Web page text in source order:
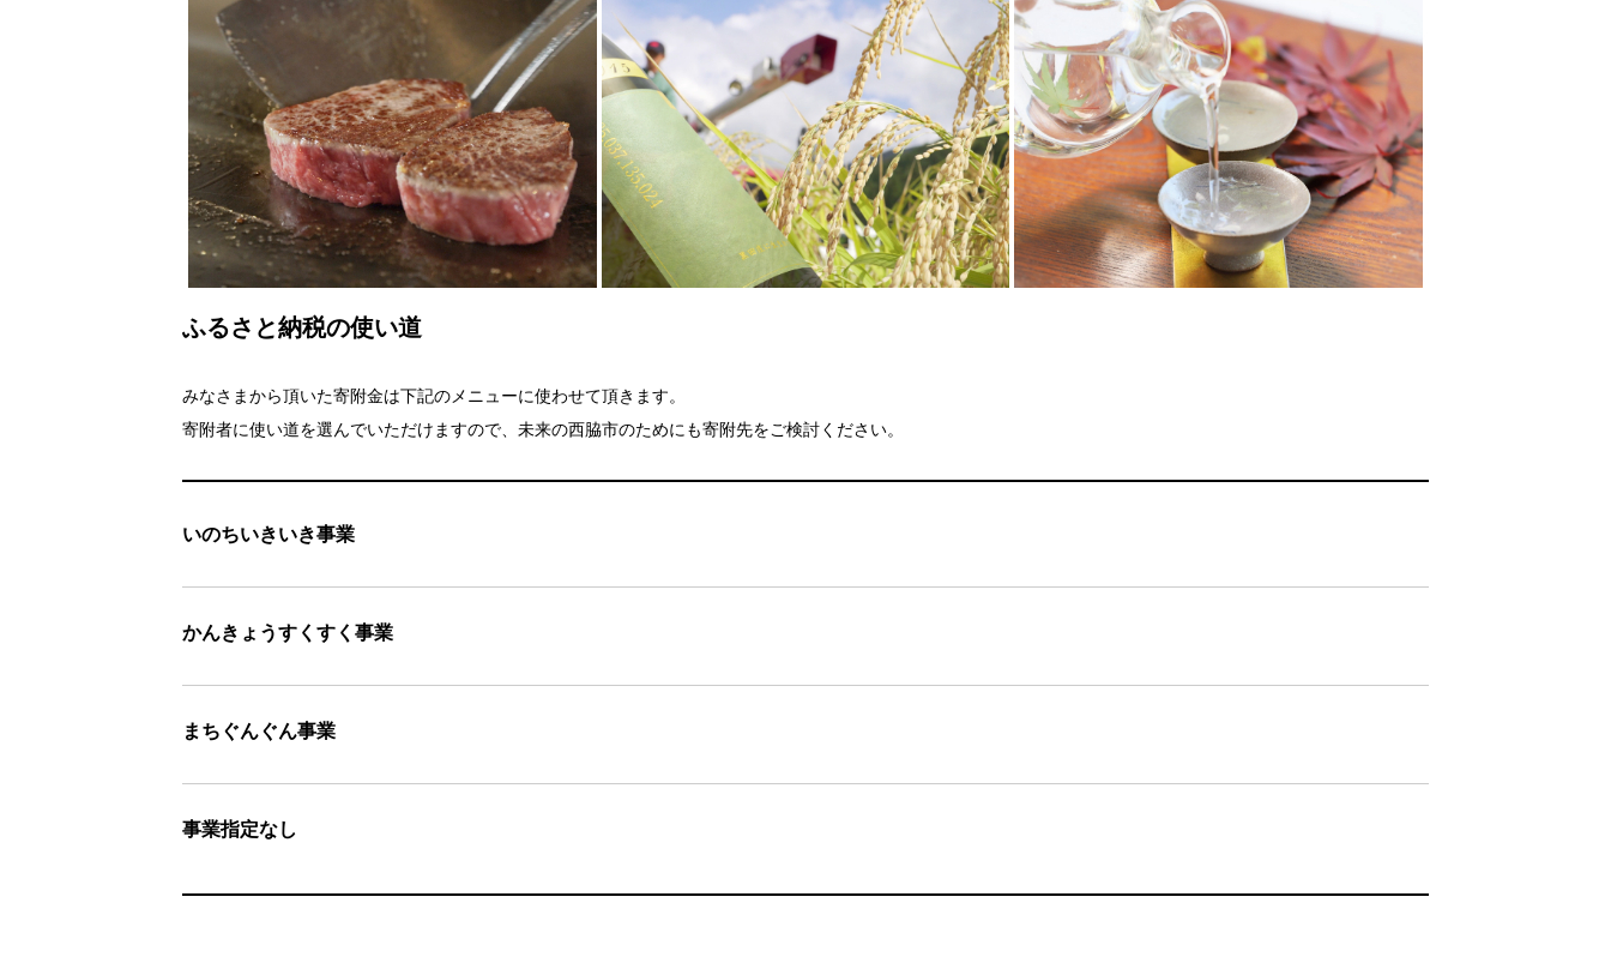
ふるさと納税の使い道
みなさまから頂いた寄附金は下記のメニューに使わせて頂きます。
寄附者に使い道を選んでいただけますので、未来の西脇市のためにも寄附先をご検討ください。
いのちいきいき事業
かんきょうすくすく事業
まちぐんぐん事業
事業指定なし